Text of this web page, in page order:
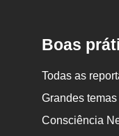
Boas
Todas as
Grandes temas
Consciência